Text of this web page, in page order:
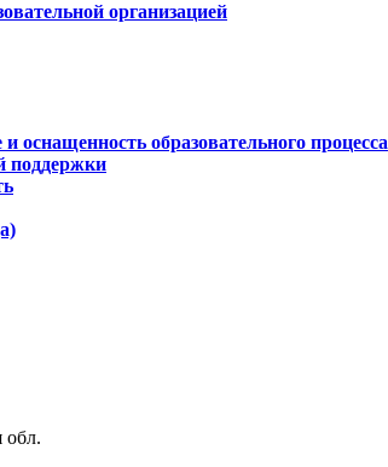
организацией
оснащенность образовательного процесса
поддержки
обл.